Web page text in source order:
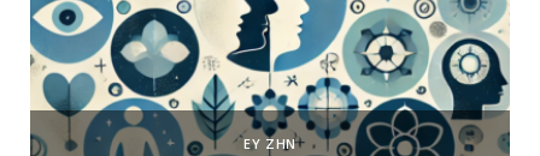
ΕΥ ΖΗΝ